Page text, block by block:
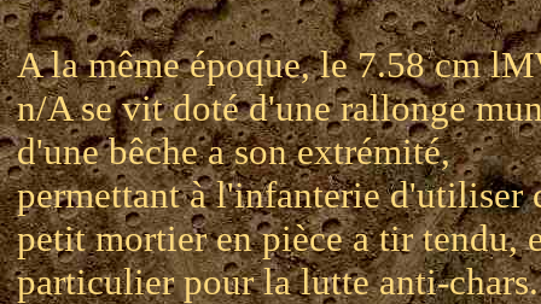
A la même époque, le 7.58 cm
n/A se vit doté d'une rallonge
d'une bêche a son extrémité,
permettant à l'infanterie d'utiliser
petit mortier en pièce a tir tendu,
particulier pour la lutte anti-chars.